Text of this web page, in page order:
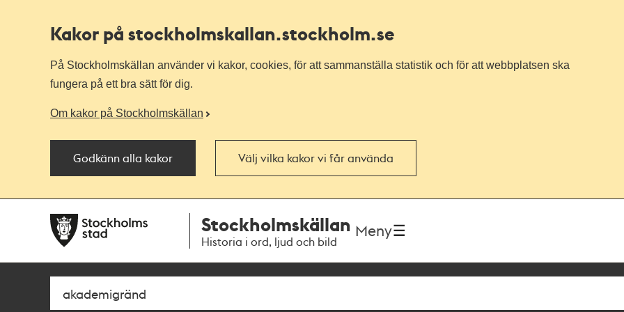
Kakor på stockholmskallan.stockholm.se
På Stockholmskällan använder vi kakor, cookies, för att sammanställa statistik och för att webbplatsen ska
fungera på ett bra sätt för dig.
Om kakor på Stockholmskällan
Godkänn alla kakor Välj vilka kakor vi får använda
navigationen
huvudinnehållet
Stockholmskällan
Historia i ord, ljud och bild
Meny
Sök